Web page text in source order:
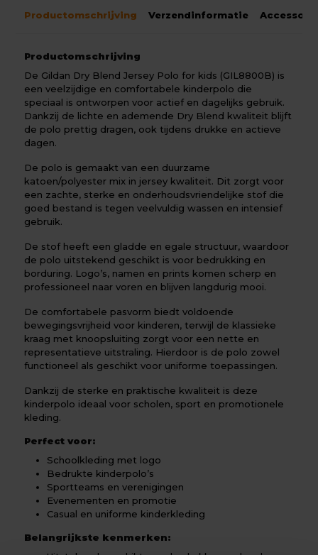
Productomschrijving Verzendinformatie
Productomschrijving
De Gildan Dry Blend Jersey Polo for kids (GIL8800B) is
een veelzijdige en comfortabele kinderpolo die
speciaal is ontworpen voor actief en dagelijks gebruik.
Dankzij de lichte en ademende Dry Blend kwaliteit blijft
de polo prettig dragen, ook tijdens drukke en actieve
dagen.
De polo is gemaakt van een duurzame
katoen/polyester mix in jersey kwaliteit. Dit zorgt voor
een zachte, sterke en onderhoudsvriendelijke stof die
goed bestand is tegen veelvuldig wassen en intensief
gebruik.
De stof heeft een gladde en egale structuur, waardoor
de polo uitstekend geschikt is voor bedrukking en
borduring. Logo’s, namen en prints komen scherp en
professioneel naar voren en blijven langdurig mooi.
De comfortabele pasvorm biedt voldoende
bewegingsvrijheid voor kinderen, terwijl de klassieke
kraag met knoopsluiting zorgt voor een nette en
representatieve uitstraling. Hierdoor is de polo zowel
functioneel als geschikt voor uniforme toepassingen.
Dankzij de sterke en praktische kwaliteit is deze
kinderpolo ideaal voor scholen, sport en promotionele
kleding.
Perfect voor:
Schoolkleding met logo
Bedrukte kinderpolo’s
Sportteams en verenigingen
Evenementen en promotie
Casual en uniforme kinderkleding
Belangrijkste kenmerken: